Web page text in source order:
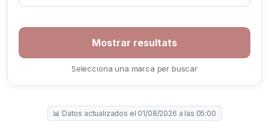
Selecciona una marca per buscar
📊 Datos actualizados el 01/08/2026 a las 05:00